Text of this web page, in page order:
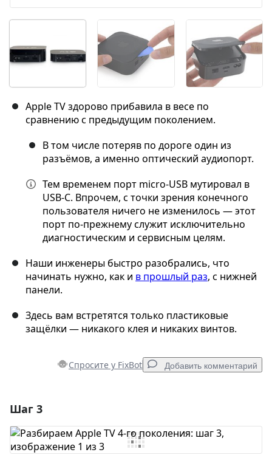
Apple TV здорово прибавила в весе по
сравнению с предыдущим поколением.
В том числе потеряв по дороге один из
разъёмов, а именно оптический аудиопорт.
Тем временем порт micro-USB мутировал в
USB-C. Впрочем, с точки зрения конечного
пользователя ничего не изменилось — этот
порт по-прежнему служит исключительно
диагностическим и сервисным целям.
Наши инженеры быстро разобрались, что
начинать нужно, как и в прошлый раз, с нижней
панели.
Здесь вам встретятся только пластиковые
защёлки — никакого клея и никаких винтов.
Спросите у FixBot Добавить комментарий
Добавить комментарий
Шаг 3